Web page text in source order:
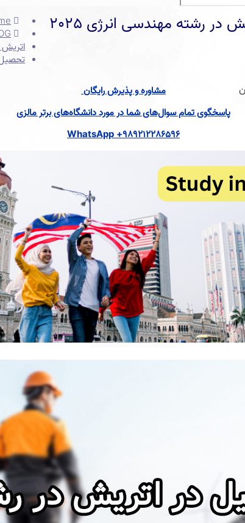
رشته مهندسی انرژی 2025
اتریش Austria
تحصیل
مشاوره و پذیرش رایگان
پاسخگوی تمام سوال‌های شما در مورد دانشگاه‌های برتر مالزی
WhatsApp +989212286596